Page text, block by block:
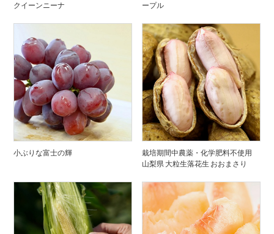
クイーンニーナ
ープル
小ぶりな富士の輝
栽培期間中農薬・化学肥料不使用
山梨県 大粒生落花生 おおまさり